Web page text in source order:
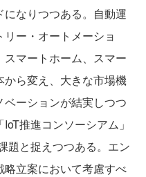
なりつつある。自動運
ー・オートメーショ
マートホーム、スマー
から変え、大きな市場機
ーションが結実しつつ
推進コンソーシアム」
題と捉えつつある。エン
立案において考慮すべ